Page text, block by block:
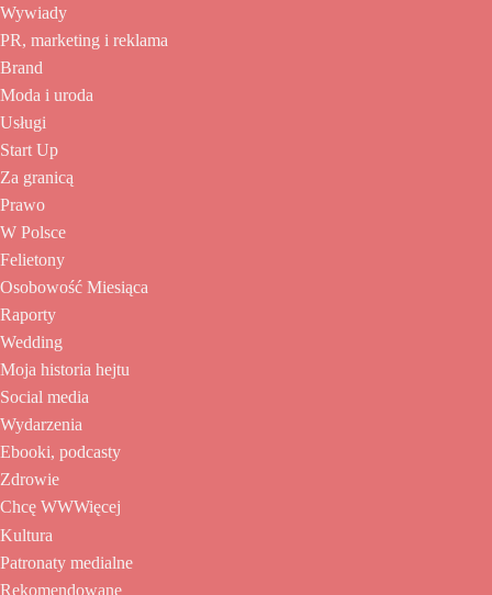
Wywiady
PR, marketing i reklama
Brand
Moda i uroda
Usługi
Start Up
Za granicą
Prawo
W Polsce
Felietony
Osobowość Miesiąca
Raporty
Wedding
Moja historia hejtu
Social media
Wydarzenia
Ebooki, podcasty
Zdrowie
Chcę WWWięcej
Kultura
Patronaty medialne
Rekomendowane